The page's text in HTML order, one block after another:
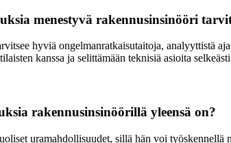
menestyvä rakennusinsinööri
hyviä ongelmanratkaisutaitoja, analyyttistä
kanssa ja selittämään teknisiä asioita
rakennusinsinöörillä yleensä on?
uramahdollisuudet, sillä hän voi